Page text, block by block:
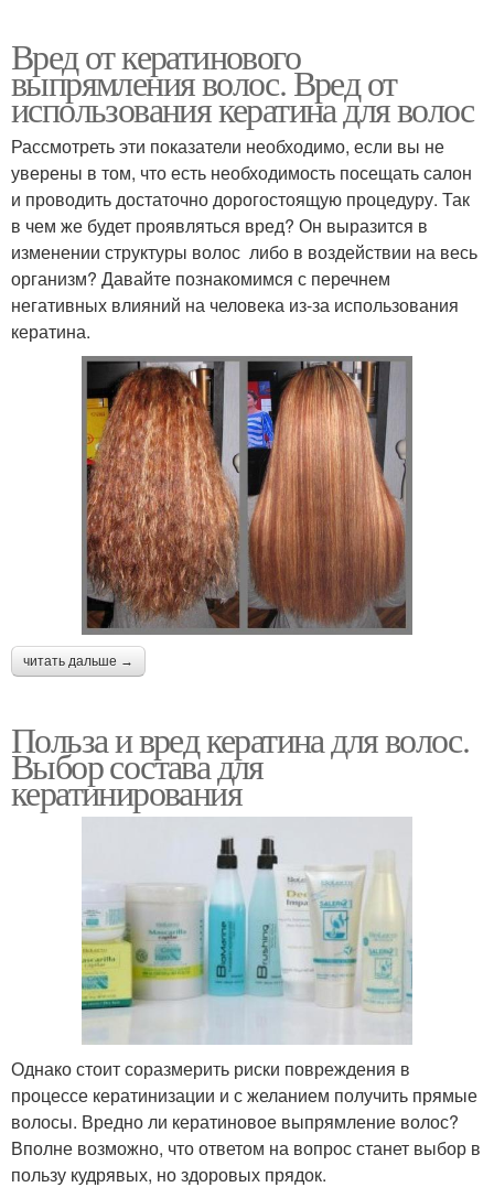
Вред от кератинового
выпрямления волос. Вред от
использования кератина для волос
Рассмотреть эти показатели необходимо, если вы не
уверены в том, что есть необходимость посещать салон
и проводить достаточно дорогостоящую процедуру. Так
в чем же будет проявляться вред? Он выразится в
изменении структуры волос либо в воздействии на весь
организм? Давайте познакомимся с перечнем
негативных влияний на человека из-за использования
кератина.
читать дальше →
Польза и вред кератина для волос.
Выбор состава для
кератинирования
Однако стоит соразмерить риски повреждения в
процессе кератинизации и с желанием получить прямые
волосы. Вредно ли кератиновое выпрямление волос?
Вполне возможно, что ответом на вопрос станет выбор в
пользу кудрявых, но здоровых прядок.